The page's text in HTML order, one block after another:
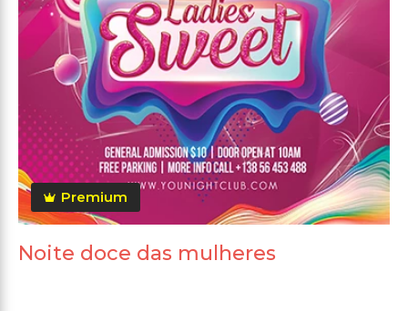
Premium
Noite doce das mulheres